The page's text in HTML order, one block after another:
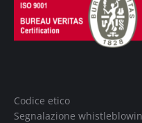
Codice etico
Segnalazione